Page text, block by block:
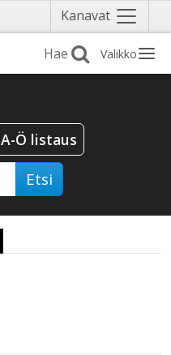
Kanavat Näytä
valikko
Valikko
A-Ö listaus
Etsi